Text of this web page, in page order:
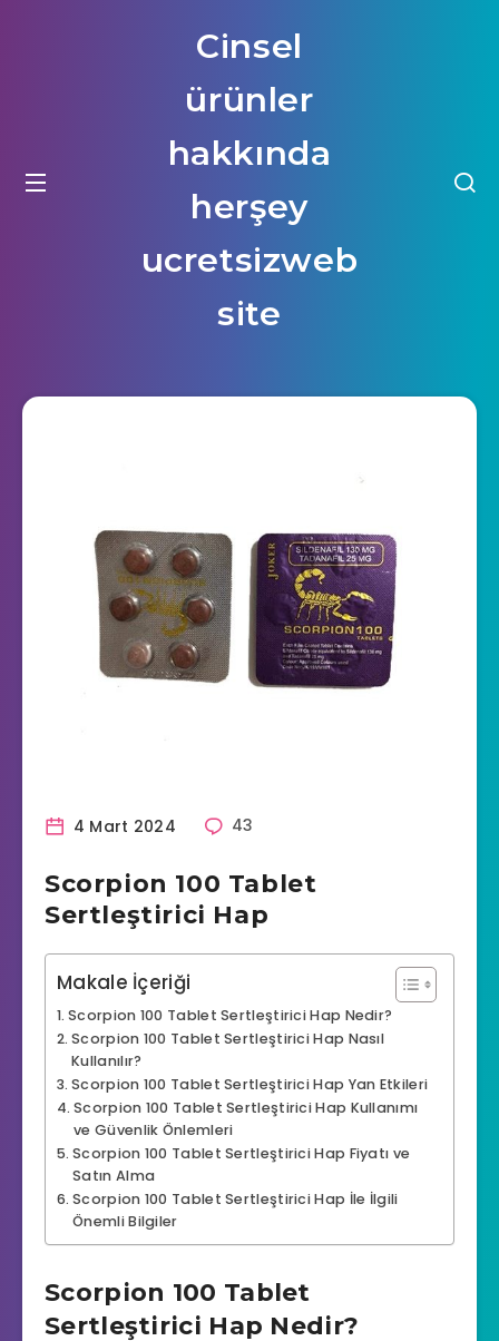
Cinsel
ürünler
hakkında
herşey
ucretsizweb
site
4 Mart 2024 43
Scorpion 100 Tablet
Sertleştirici Hap
Makale İçeriği
Scorpion 100 Tablet Sertleştirici Hap Nedir?
Scorpion 100 Tablet Sertleştirici Hap Nasıl
Kullanılır?
Scorpion 100 Tablet Sertleştirici Hap Yan Etkileri
Scorpion 100 Tablet Sertleştirici Hap Kullanımı
ve Güvenlik Önlemleri
Scorpion 100 Tablet Sertleştirici Hap Fiyatı ve
Satın Alma
Scorpion 100 Tablet Sertleştirici Hap İle İlgili
Önemli Bilgiler
Scorpion 100 Tablet
Sertleştirici Hap Nedir?